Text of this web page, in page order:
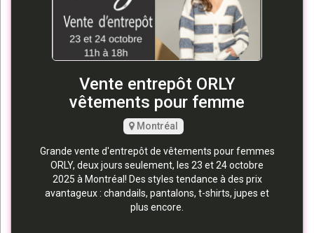
Vente entrepôt ORLY
vêtements pour femme
Montréal
Grande vente d'entrepôt de vêtements pour femmes
ORLY, deux jours seulement, les 23 et 24 octobre
2025 à Montréal! Des styles tendance à des prix
avantageux : chandails, pantalons, t-shirts, jupes et
plus encore.